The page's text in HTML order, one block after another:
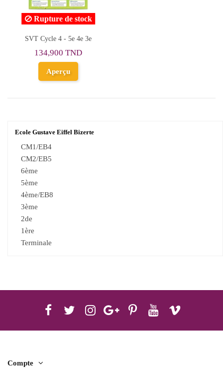
Rupture de stock
SVT Cycle 4 - 5e 4e 3e
134,900 TND
Aperçu
Ecole Gustave Eiffel Bizerte
CM1/EB4
CM2/EB5
6ème
5ème
4ème/EB8
3ème
2de
1ère
Terminale
Compte